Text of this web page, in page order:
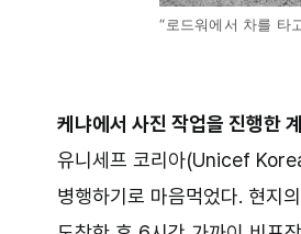
“로드워에서 차를 타
케냐에서 사진 작업을 진행한
유니세프 코리아(Unicef
병행하기로 마음먹었다. 현지